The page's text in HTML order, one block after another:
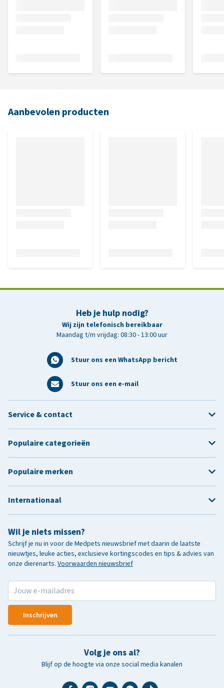
Aanbevolen producten
Heb je hulp nodig?
Wij zijn telefonisch bereikbaar
Maandag t/m vrijdag: 08:30 - 13:00 uur
Stuur ons een WhatsApp bericht
Stuur ons een e-mail
Wil je niets missen?
Schrijf je nu in voor de Medpets nieuwsbrief met daarin de laatste
nieuwtjes, leuke acties, exclusieve kortingscodes en tips & advies van
onze dierenarts. Voorwaarden nieuwsbrief
Inschrijven
Volg je ons al?
Blijf op de hoogte via onze social media kanalen
Service & contact
Populaire categorieën
Populaire merken
Internationaal